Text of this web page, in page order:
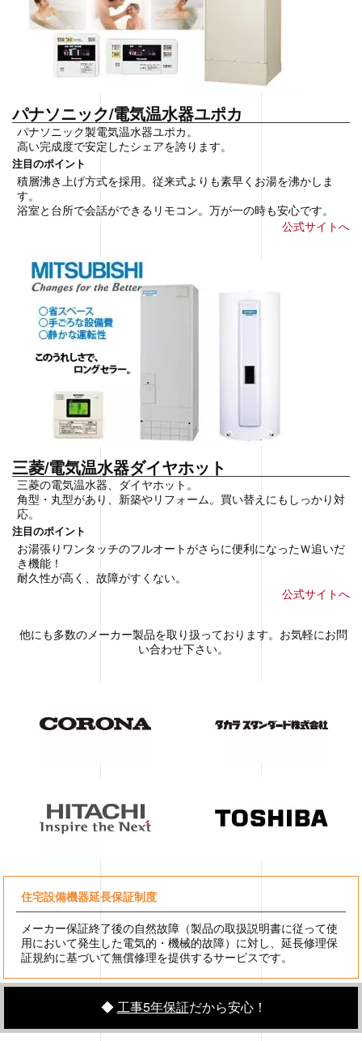
パナソニック/電気温水器ユポカ
パナソニック製電気温水器ユポカ。
高い完成度で安定したシェアを誇ります。
注目のポイント
積層沸き上げ方式を採用。従来式よりも素早くお湯を沸かしま
す。
浴室と台所で会話ができるリモコン。万が一の時も安心です。
公式サイトへ
三菱/電気温水器ダイヤホット
三菱の電気温水器、ダイヤホット。
角型・丸型があり、新築やリフォーム。買い替えにもしっかり対
応。
注目のポイント
お湯張りワンタッチのフルオートがさらに便利になったＷ追いだ
き機能！
耐久性が高く、故障がすくない。
公式サイトへ
他にも多数のメーカー製品を取り扱っております。お気軽にお問
い合わせ下さい。
住宅設備機器延長保証制度
メーカー保証終了後の自然故障（製品の取扱説明書に従って使
用において発生した電気的・機械的故障）に対し、延長修理保
証規約に基づいて無償修理を提供するサービスです。
◆工事5年保証だから安心！